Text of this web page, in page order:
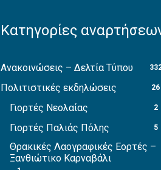
Κατηγορίες
Ανακοινώσεις – Δελτία Τύπου
Πολιτιστικές εκδηλώσεις 26
Γιορτές Νεολαίας 2
Γιορτές Παλιάς Πόλης 5
Θρακικές Λαογραφικές Εορτές –
Ξανθιώτικο Καρναβάλι